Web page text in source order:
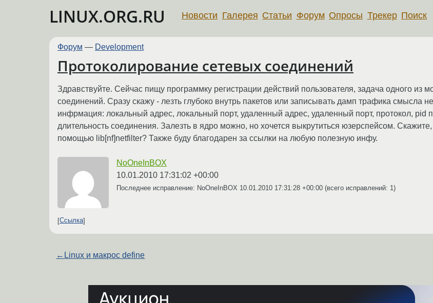
LINUX.ORG.RU Новости Галерея Статьи Форум Опросы Трекер Поиск
Форум — Development
Протоколирование сетевых соединений
Здравствуйте. Сейчас пищу программку регистрации действий пользователя, задача одного из
соединений. Сразу скажу - лезть глубоко внутрь пакетов или записывать дамп трафика смысла
инфрмация: локальный адрес, локальный порт, удаленный адрес, удаленный порт, протокол, pid
длительность соединения. Залезть в ядро можно, но хочется выкрутиться юзерспейсом.
помощью lib[nf]netfilter? Также буду благодарен за ссылки на любую полезную инфу.
NoOneInBOX
10.01.2010 17:31:02 +00:00
Последнее исправление: NoOneInBOX 10.01.2010 17:31:28 +00:00 (всего исправлений: 1)
Ссылка
← Linux и макрос define